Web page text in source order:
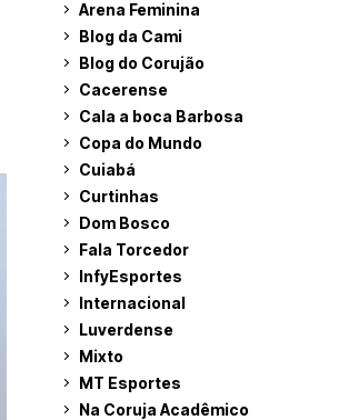
Arena Feminina
Blog da Cami
Blog do Corujão
Cacerense
Cala a boca Barbosa
Copa do Mundo
Cuiabá
Curtinhas
Dom Bosco
Fala Torcedor
InfyEsportes
Internacional
Luverdense
Mixto
MT Esportes
Na Coruja Acadêmico